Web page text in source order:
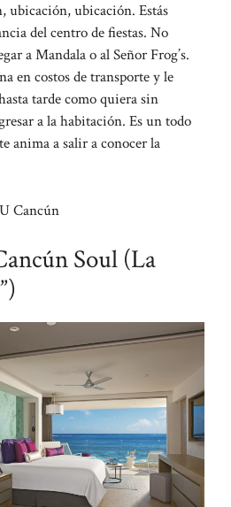
ubicación, ubicación. Estás
del centro de fiestas. No
a Mandala o al Señor Frog’s.
en costos de transporte y le
tarde como quiera sin
a la habitación. Es un todo
anima a salir a conocer la
Cancún
Soul (La